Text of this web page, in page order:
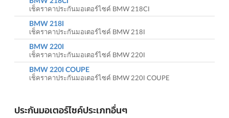
เช็คราคาประกันมอเตอร์ไซค์ BMW 218CI
BMW 218I
เช็คราคาประกันมอเตอร์ไซค์ BMW 218I
BMW 220I
เช็คราคาประกันมอเตอร์ไซค์ BMW 220I
BMW 220I COUPE
เช็คราคาประกันมอเตอร์ไซค์ BMW 220I COUPE
ประกันมอเตอร์ไซค์ประเภทอื่นๆ